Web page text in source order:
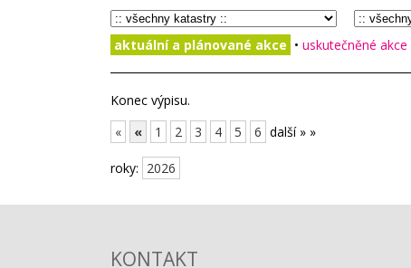
aktuální a plánované akce • uskutečněné akce
Konec výpisu.
«
« 1 2 3 4 5 6 další » »
roky: 2026
KONTAKT